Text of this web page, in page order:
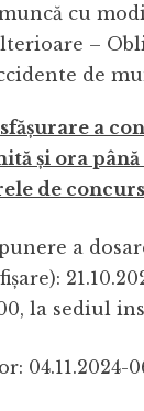
cu
–
de
a
şi ora până
de
a
la sediul
04.11.2024-